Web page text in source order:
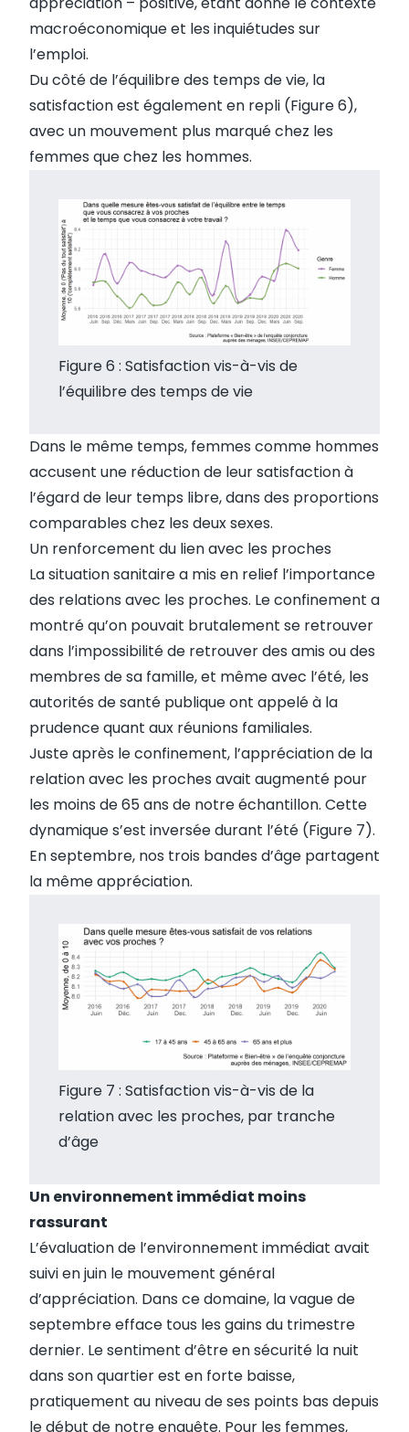
macroéconomique et les inquiétudes sur
l’emploi.
Du côté de l’équilibre des temps de vie, la
satisfaction est également en repli (Figure 6),
avec un mouvement plus marqué chez les
femmes que chez les hommes.
Figure 6 : Satisfaction vis-à-vis de
l’équilibre des temps de vie
Dans le même temps, femmes comme hommes
accusent une réduction de leur satisfaction à
l’égard de leur temps libre, dans des proportions
comparables chez les deux sexes.
Un renforcement du lien avec les proches
La situation sanitaire a mis en relief l’importance
des relations avec les proches. Le confinement a
montré qu’on pouvait brutalement se retrouver
dans l’impossibilité de retrouver des amis ou des
membres de sa famille, et même avec l’été, les
autorités de santé publique ont appelé à la
prudence quant aux réunions familiales.
Juste après le confinement, l’appréciation de la
relation avec les proches avait augmenté pour
les moins de 65 ans de notre échantillon. Cette
dynamique s’est inversée durant l’été (Figure 7).
En septembre, nos trois bandes d’âge partagent
la même appréciation.
Figure 7 : Satisfaction vis-à-vis de la
relation avec les proches, par tranche
d’âge
Un environnement immédiat moins
rassurant
L’évaluation de l’environnement immédiat avait
suivi en juin le mouvement général
d’appréciation. Dans ce domaine, la vague de
septembre efface tous les gains du trimestre
dernier. Le sentiment d’être en sécurité la nuit
dans son quartier est en forte baisse,
pratiquement au niveau de ses points bas depuis
le début de notre enquête. Pour les femmes,